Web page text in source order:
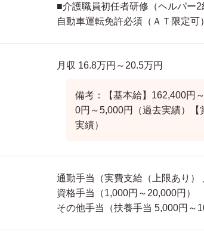
■介護職員初任者研修（ヘルパー
自動車運転免許必須（ＡＴ限定可）
月収 16.8万円～20.5万円
備考：【基本給】162,400円
0円～5,000円（過去実績）
実績）
通勤手当（実費支給（上限あり）
資格手当（1,000円～20,000円）
その他手当（扶養手当 5,000円～